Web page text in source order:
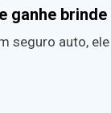
ganhe brinde
seguro auto, ele